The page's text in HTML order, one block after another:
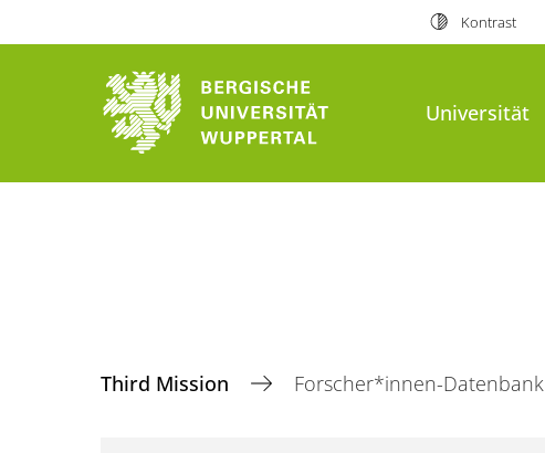
Kontrast
Universität
Third Mission Forscher*innen-Datenbank